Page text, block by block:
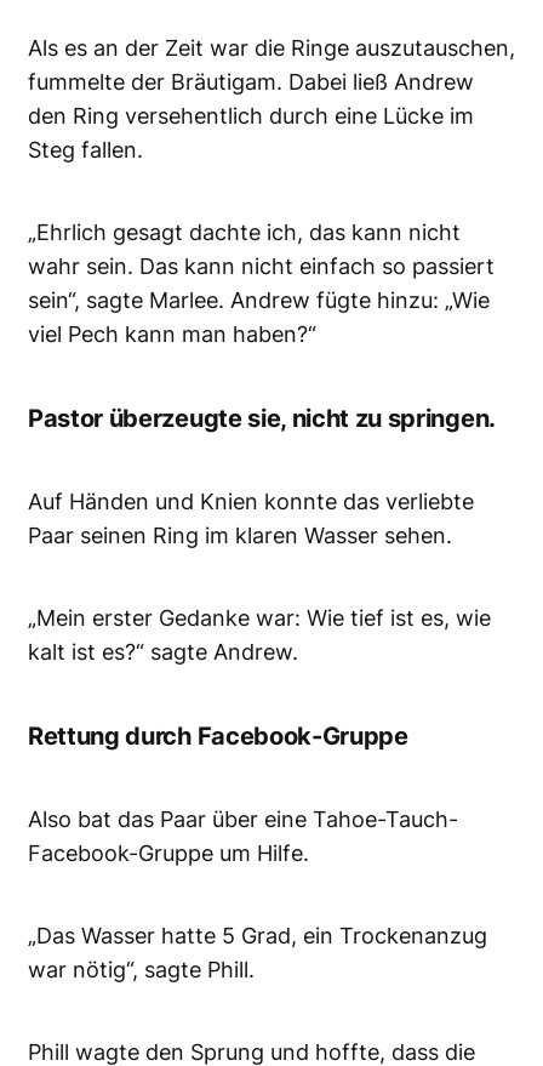
Als es an der Zeit war die Ringe auszutauschen,
fummelte der Bräutigam. Dabei ließ Andrew
den Ring versehentlich durch eine Lücke im
Steg fallen.
„Ehrlich gesagt dachte ich, das kann nicht
wahr sein. Das kann nicht einfach so passiert
sein“, sagte Marlee. Andrew fügte hinzu: „Wie
viel Pech kann man haben?“
Pastor überzeugte sie, nicht zu springen.
Auf Händen und Knien konnte das verliebte
Paar seinen Ring im klaren Wasser sehen.
„Mein erster Gedanke war: Wie tief ist es, wie
kalt ist es?“ sagte Andrew.
Rettung durch Facebook-Gruppe
Also bat das Paar über eine Tahoe-Tauch-
Facebook-Gruppe um Hilfe.
„Das Wasser hatte 5 Grad, ein Trockenanzug
war nötig“, sagte Phill.
Phill wagte den Sprung und hoffte, dass die